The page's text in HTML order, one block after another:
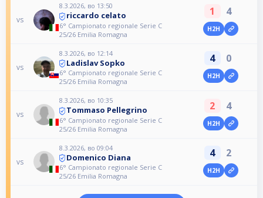
vs
8.3.2026, во 13:50
riccardo celato
6° Campionato regionale Serie C
25/26 Emilia Romagna
1 4
H2H
vs
8.3.2026, во 12:14
Ladislav Sopko
6° Campionato regionale Serie C
25/26 Emilia Romagna
4 0
H2H
vs
8.3.2026, во 10:35
Tommaso Pellegrino
6° Campionato regionale Serie C
25/26 Emilia Romagna
2 4
H2H
vs
8.3.2026, во 09:04
Domenico Diana
6° Campionato regionale Serie C
25/26 Emilia Romagna
4 2
H2H